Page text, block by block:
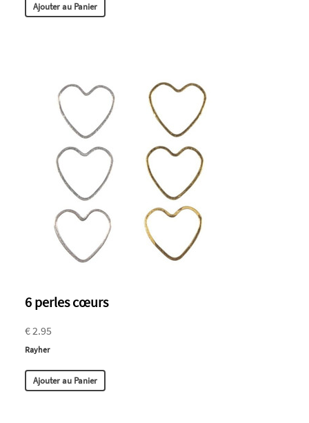
Ajouter au Panier
6 perles cœurs
€ 2.95
Rayher
Ajouter au Panier